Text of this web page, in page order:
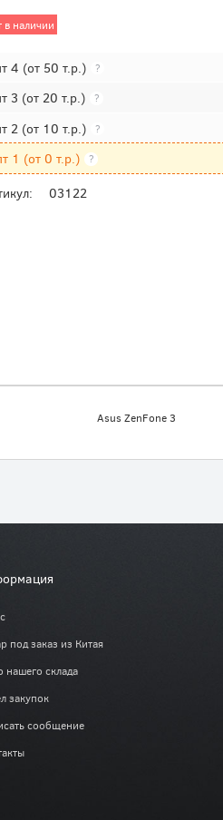
в наличии
4 (от 50 т.р.) ?
3 (от 20 т.р.) ?
2 (от 10 т.р.) ?
1 (от 0 т.р.) ?
03122
Asus ZenFone 3
под заказ из Китая
нашего склада
закупок
сообщение